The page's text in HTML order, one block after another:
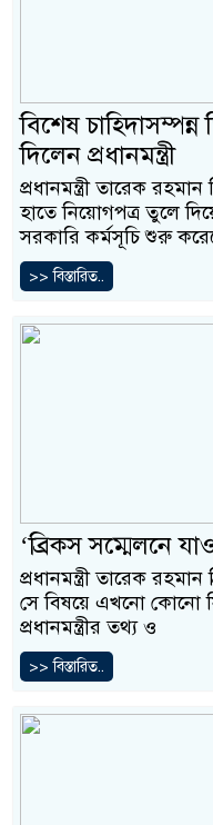
বিশেষ
দিলেন প্রধানমন্ত্রী
প্রধানমন্ত্রী তারেক
হাতে নিয়োগপত্র তুলে
সরকারি কর্মসূচি শুরু
>> বিস্তারিত..
‘ব্রিকস সম্মেলনে
প্রধানমন্ত্রী তারেক
সে বিষয়ে এখনো কোনো
প্রধানমন্ত্রীর তথ্য ও
>> বিস্তারিত..